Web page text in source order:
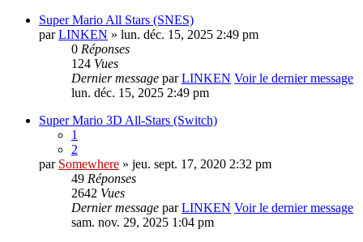
Super Mario All Stars (SNES)
parLINKEN » lun. déc. 15, 2025 2:49 pm
0 Réponses
124 Vues
Dernier message parLINKEN Voir le dernier message
lun. déc. 15, 2025 2:49 pm
Super Mario 3D All-Stars (Switch)
1
2
par Somewhere » jeu. sept. 17, 2020 2:32 pm
49 Réponses
2642 Vues
Dernier message parLINKEN Voir le dernier message
sam. nov. 29, 2025 1:04 pm